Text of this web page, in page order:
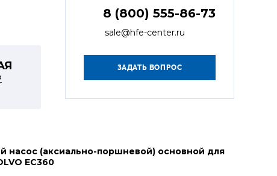
8 (800) 555-86-73
sale@hfe-center.ru
насос (аксиально-поршневой) основной для
EC360